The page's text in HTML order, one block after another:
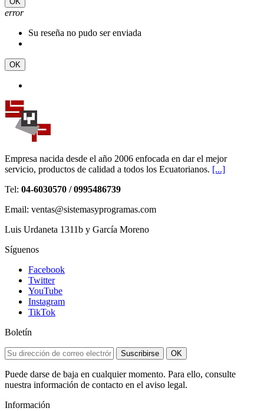
error
Su reseña no pudo ser enviada
OK
Empresa nacida desde el año 2006 enfocada en dar el mejor
servicio, productos de calidad a todos los Ecuatorianos. [...]
Tel: 04-6030570 / 0995486739
Email: ventas@sistemasyprogramas.com
Luis Urdaneta 1311b y García Moreno
Síguenos
Facebook
Twitter
YouTube
Instagram
TikTok
Boletín
Suscribirse OK
Puede darse de baja en cualquier momento. Para ello, consulte
nuestra información de contacto en el aviso legal.
Información